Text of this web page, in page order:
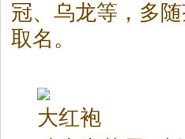
冠、乌龙等，多
取名。
大红袍